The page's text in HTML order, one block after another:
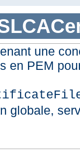
une
en PEM
globale,